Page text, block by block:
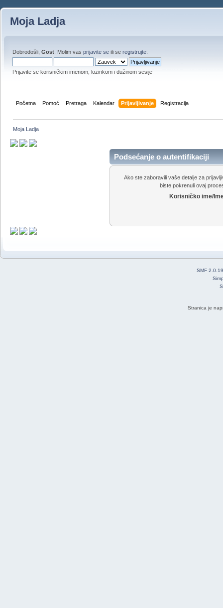
Moja Ladja
Dobrodošli, Gost . Molim vas prijavite se ili se registrujte
Prijavite se korisničkim imenom, lozinkom i dužinom sesije
Početna Pomoć Pretraga Kalendar Prijavljivanje Registracija
Moja Ladja
Podsećanje o autentifikaciji
Ako ste zaboravili vaše detalje za
biste pokrenuli ovaj
Korisničko ime/
SMF 2.0.19
Stranica je